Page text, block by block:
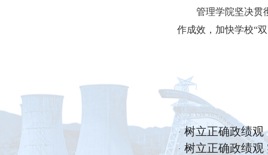
管理学院坚决贯
作成效，加快学校“双
· 树立正确政绩观
· 树立正确政绩观